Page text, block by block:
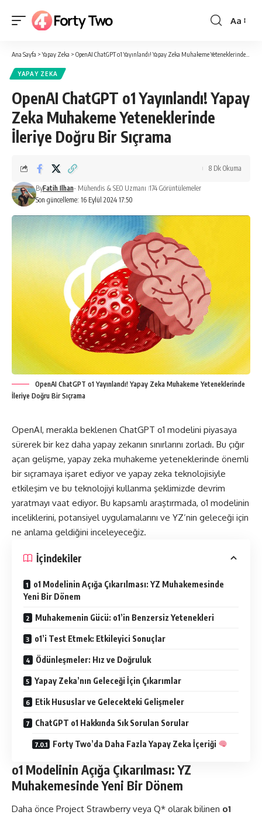
Yazı
Aa
Ana Sayfa >Yapay Zeka > OpenAI ChatGPT o1 Yayınlandı! Yapay Zeka Muhakeme Yeteneklerinde İleriye Doğru Bir Sıçrama
YAPAY ZEKA
OpenAI ChatGPT o1 Yayınlandı! Yapay
Zeka Muhakeme Yeteneklerinde
İleriye Doğru Bir Sıçrama
Son güncelleme: 16 Eylül 2024 17:50
ByFatih Ilhan- Mühendis & SEO Uzmanı 174 Görüntülemeler
8 Dk Okuma
OpenAI ChatGPT o1 Yayınlandı! Yapay Zeka Muhakeme Yeteneklerinde
İleriye Doğru Bir Sıçrama
OpenAI, merakla beklenen ChatGPT o1 modelini piyasaya
sürerek bir kez daha yapay zekanın sınırlarını zorladı. Bu çığır
açan gelişme, yapay zeka muhakeme yeteneklerinde önemli
bir sıçramaya işaret ediyor ve yapay zeka teknolojisiyle
etkileşim ve bu teknolojiyi kullanma şeklimizde devrim
yaratmayı vaat ediyor. Bu kapsamlı araştırmada, o1 modelinin
inceliklerini, potansiyel uygulamalarını ve YZ’nin geleceği için
ne anlama geldiğini inceleyeceğiz.
İçindekiler
o1 Modelinin Açığa Çıkarılması: YZ Muhakemesinde
Yeni Bir Dönem
Muhakemenin Gücü: o1’in Benzersiz Yetenekleri
o1’i Test Etmek: Etkileyici Sonuçlar
Ödünleşmeler: Hız ve Doğruluk
Yapay Zeka’nın Geleceği İçin Çıkarımlar
Etik Hususlar ve Gelecekteki Gelişmeler
ChatGPT o1 Hakkında Sık Sorulan Sorular
Forty Two’da Daha Fazla Yapay Zeka İçeriği
o1 Modelinin Açığa Çıkarılması: YZ
Muhakemesinde Yeni Bir Dönem
Daha önce Project Strawberry veya Q* olarak bilinen o1